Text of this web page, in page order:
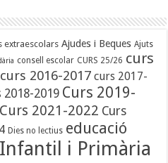
extraescolars Ajudes i Beques Ajuts
consell escolar CURS 25/26 curs
curs 2016-2017 curs 2017-
2018-2019 Curs 2019-
Curs 2021-2022 Curs
Dies no lectius educació
i Primària